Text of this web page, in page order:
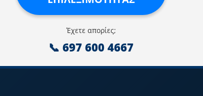
Έχετε απορίες;
📞 697 600 4667